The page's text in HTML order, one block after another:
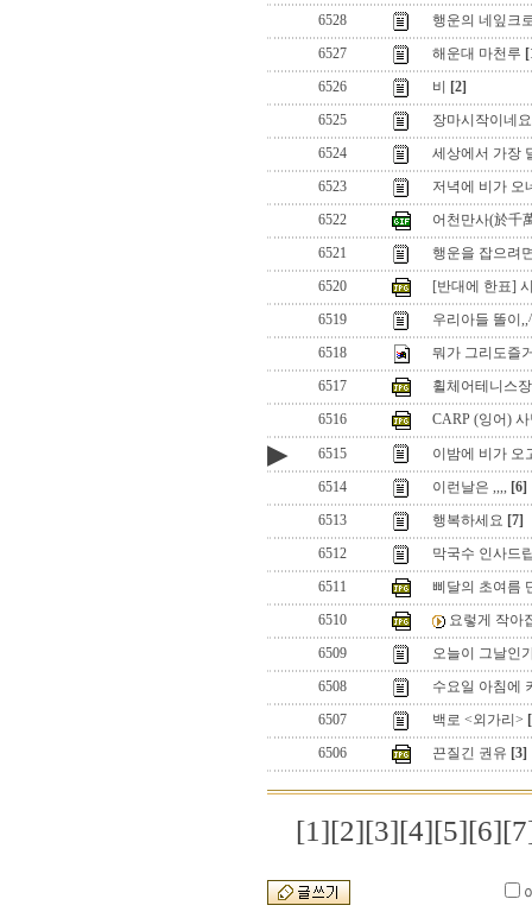
6528
행운의 네잎크
6527
해운대 마천루
6526
비
[2]
6525
장마시작이네요
6524
세상에서 가장
6523
저녁에 비가 오
6522
어천만사(於千
6521
행운을 잡으려
6520
[반대에 한표]
6519
우리아들 똘이
6518
뭐가 그리도즐
6517
휠체어테니스
6516
CARP (잉어) 사
▶ 6515
이밤에 비가 오
6514
이런날은 ,,,, [6]
6513
행복하세요 [7]
6512
막국수 인사드
6511
삐달의 초여름
6510
요렇게 작아
6509
오늘이 그날인
6508
수요일 아침에
6507
백로 <외가리>
6506
끈질긴 권유 [3]
[1][2][3][4][5][6]